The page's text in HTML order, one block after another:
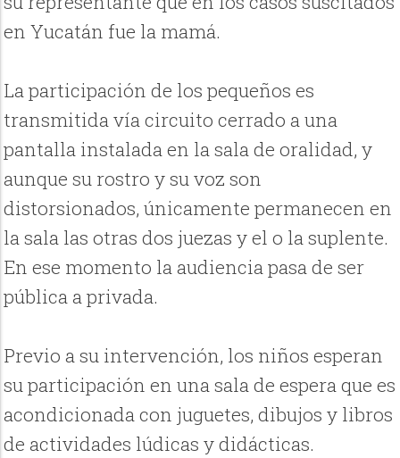
en Yucatán fue la mamá.
La participación de los pequeños es
transmitida vía circuito cerrado a una
pantalla instalada en la sala de oralidad, y
aunque su rostro y su voz son
distorsionados, únicamente permanecen en
la sala las otras dos juezas y el o la suplente.
En ese momento la audiencia pasa de ser
pública a privada.
Previo a su intervención, los niños esperan
su participación en una sala de espera que es
acondicionada con juguetes, dibujos y libros
de actividades lúdicas y didácticas.